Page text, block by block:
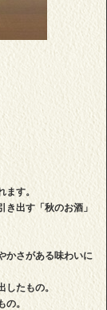
す。
き出す「秋のお酒」
かさがある味わいに
したもの。
。